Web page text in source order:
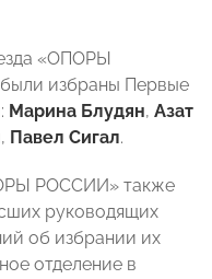
«ОПОРЫ
избраны Первые
Марина Блудян, Азат
, Павел Сигал.
РОССИИ» также
руководящих
об избрании их
отделение в